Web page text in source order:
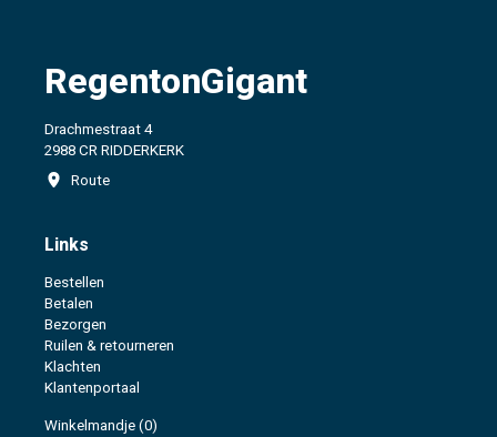
RegentonGigant
Drachmestraat 4
2988 CR RIDDERKERK
Route
Links
Bestellen
Betalen
Bezorgen
Ruilen & retourneren
Klachten
Klantenportaal
Winkelmandje (0)